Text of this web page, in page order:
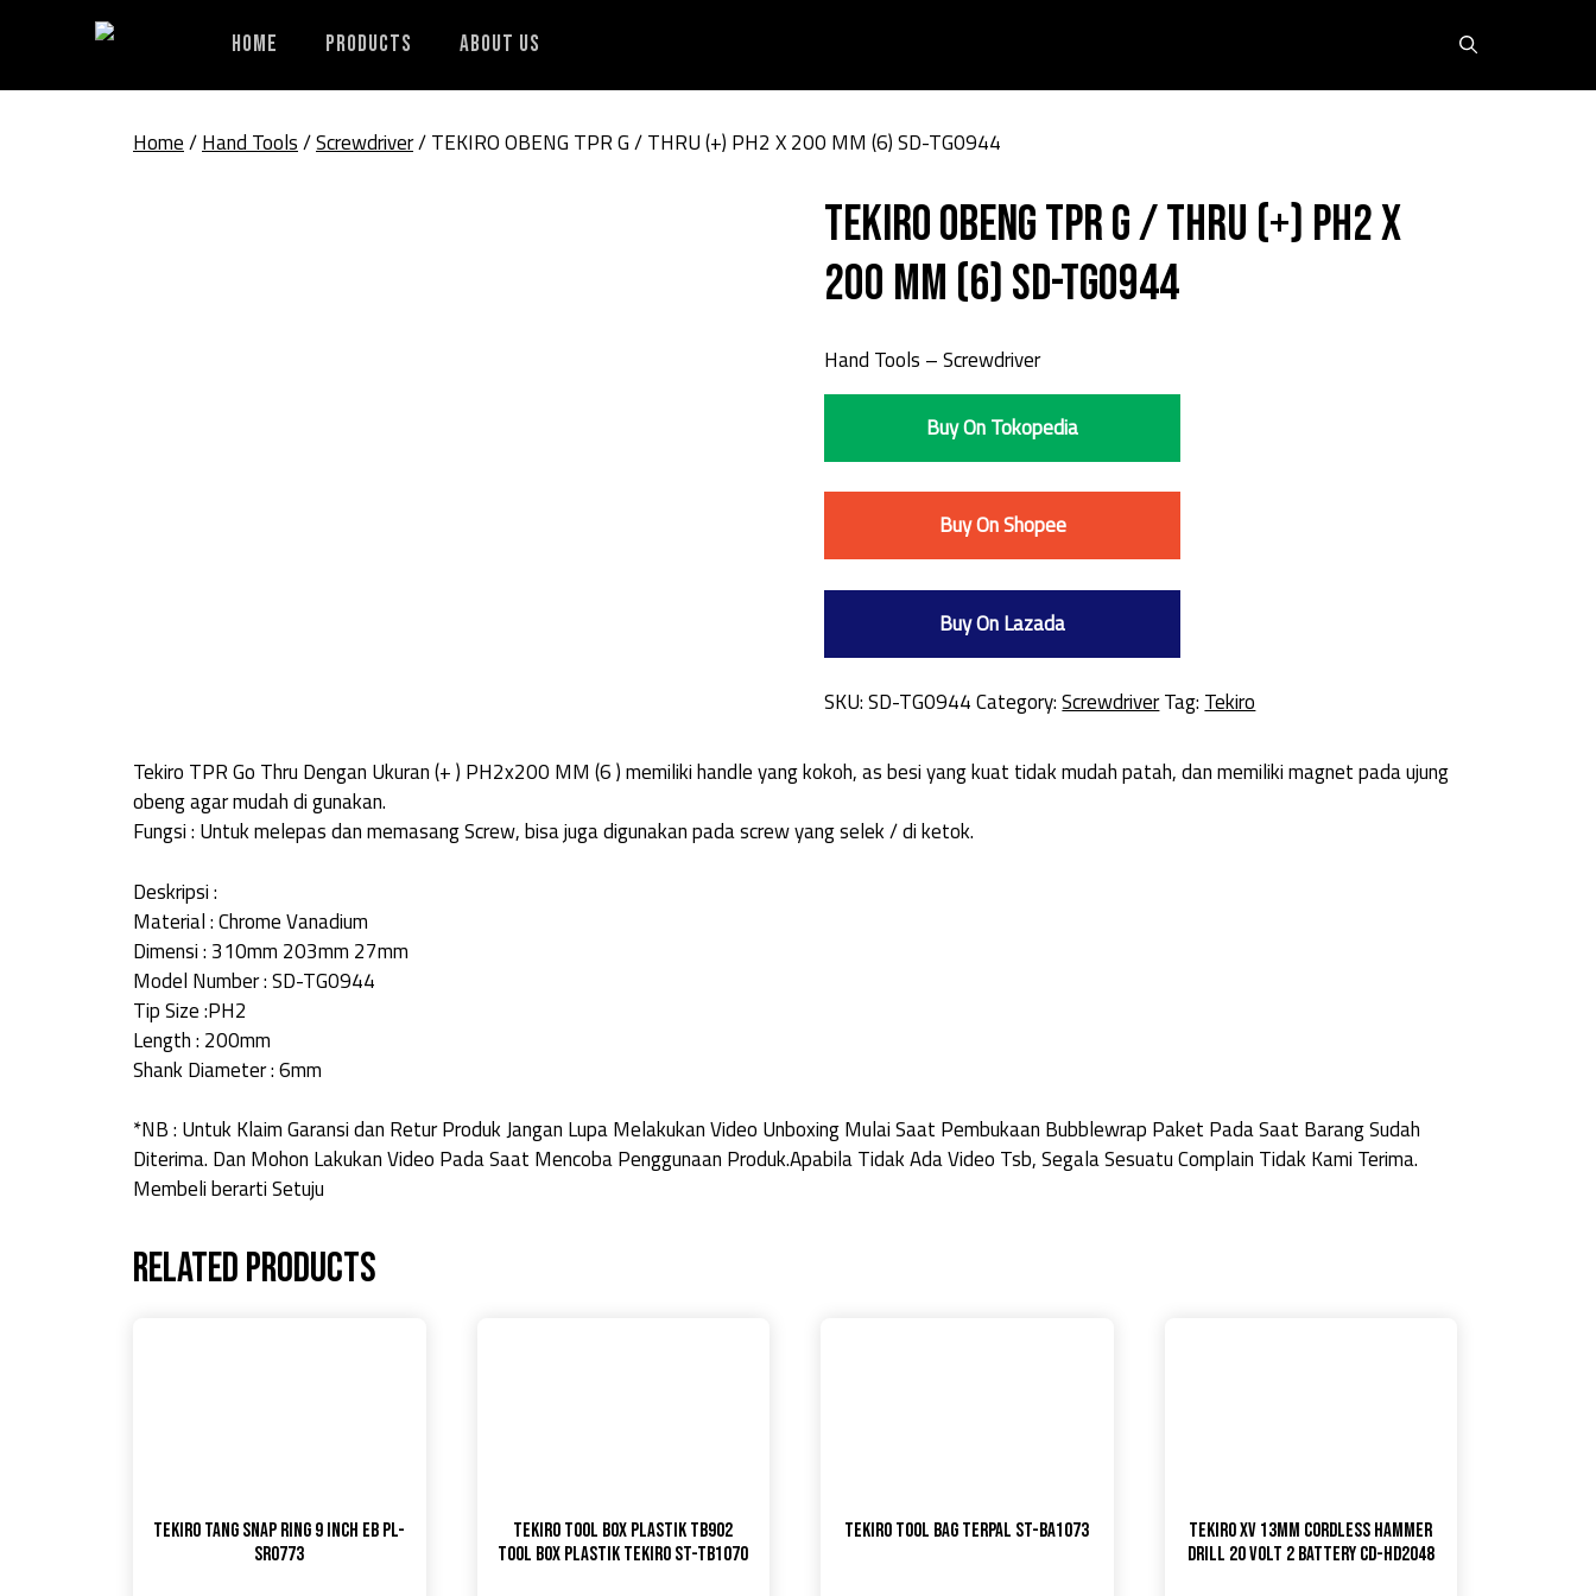
Home Products About Us
Home/Hand Tools/Screwdriver/ TEKIRO OBENG TPR G / THRU (+) PH2 X 200 MM (6) SD-TG0944
TEKIRO OBENG TPR G / THRU (+) PH2 X
200 MM (6) SD-TG0944
Hand Tools – Screwdriver
Buy On Tokopedia
Buy On Shopee
Buy On Lazada
SKU:SD-TG0944 Category:ScrewdriverTag: Tekiro
Tekiro TPR Go Thru Dengan Ukuran (+ ) PH2x200 MM (6 ) memiliki handle yang kokoh, as besi yang kuat tidak mudah patah, dan memiliki magnet pada ujung
obeng agar mudah di gunakan.
Fungsi : Untuk melepas dan memasang Screw, bisa juga digunakan pada screw yang selek / di ketok.
Deskripsi :
Material : Chrome Vanadium
Dimensi : 310mm 203mm 27mm
Model Number : SD-TG0944
Tip Size :PH2
Length : 200mm
Shank Diameter : 6mm
*NB : Untuk Klaim Garansi dan Retur Produk Jangan Lupa Melakukan Video Unboxing Mulai Saat Pembukaan Bubblewrap Paket Pada Saat Barang Sudah
Diterima. Dan Mohon Lakukan Video Pada Saat Mencoba Penggunaan Produk.Apabila Tidak Ada Video Tsb, Segala Sesuatu Complain Tidak Kami Terima.
Membeli berarti Setuju
Related products
TEKIRO Tang Snap Ring 9 inch EB PL-
SR0773
TEKIRO Tool Box Plastik TB902
Tool Box Plastik Tekiro ST-TB1070
TEKIRO TOOL BAG TERPAL ST-BA1073
TEKIRO XV 13MM Cordless Hammer
Drill 20 volt 2 battery CD-HD2048